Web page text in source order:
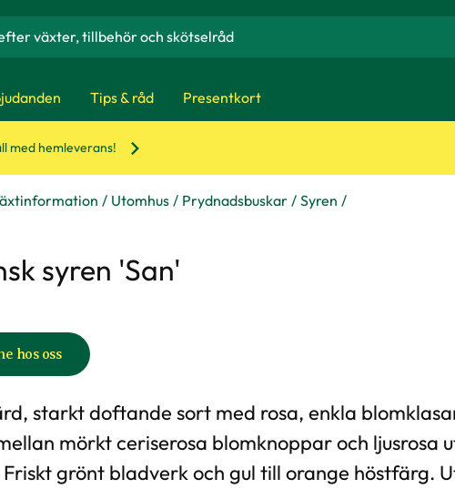
Tips & råd Presentkort
med hemleverans!
Utomhus Prydnadsbuskar Syren
syren 'San'
hos oss
starkt doftande sort med rosa, enkla
mörkt ceriserosa blomknoppar och ljusrosa
grönt bladverk och gul till orange höstfärg.